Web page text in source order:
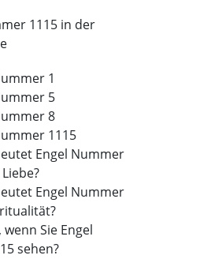
1115 in der
1
5
8
1115
Engel Nummer
Engel Nummer
Sie Engel
sehen?